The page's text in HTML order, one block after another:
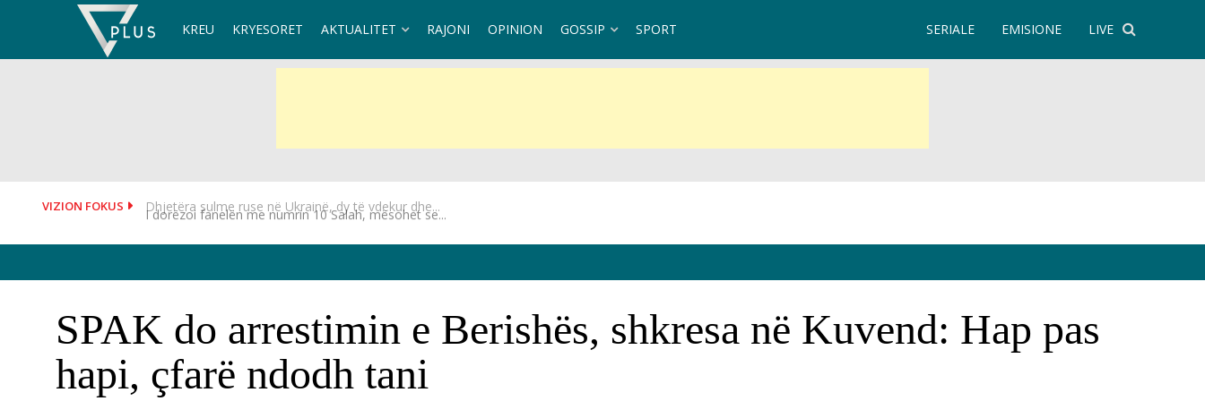
KREU KRYESORET AKTUALITET RAJONI OPINION GOSSIP SPORT LIVE
EMISIONE
SERIALE
VIZION FOKUS I dorëzoi fanelën me numrin 10 Salah, mësohet se...
SPAK do arrestimin e Berishës, shkresa në Kuvend: Hap pas
hapi, çfarë ndodh tani